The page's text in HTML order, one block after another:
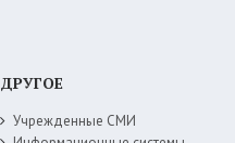
ДРУГОЕ
Учрежденные СМИ